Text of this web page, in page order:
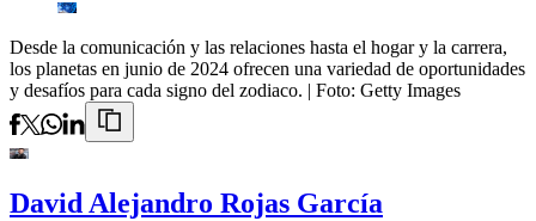
Desde la comunicación y las relaciones hasta el hogar y la carrera,
los planetas en junio de 2024 ofrecen una variedad de oportunidades
y desafíos para cada signo del zodiaco. | Foto: Getty Images
David Alejandro Rojas García